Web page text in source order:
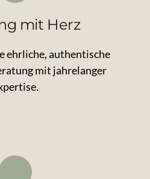
mit Herz
ehrliche,
mit